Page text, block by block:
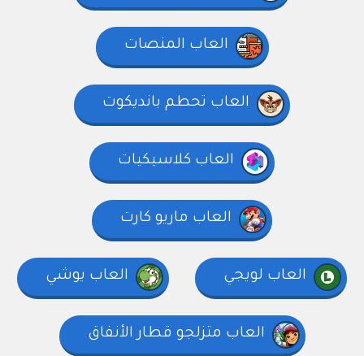
العاب المنصات
العاب تحطم بانديكوت
العاب كلاسيكيات
العاب ماريو كارت
العاب لويجي العاب يوشي
العاب متزلجو قطار الأنفاق